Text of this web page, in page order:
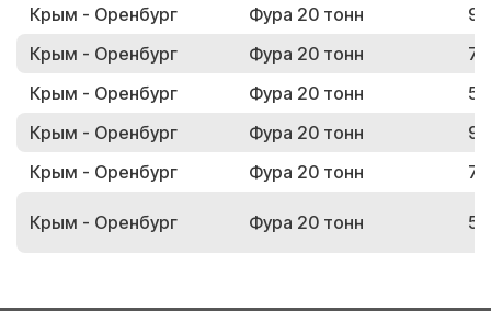
Крым - Оренбург Фура 20 тонн
Крым - Оренбург
Фура 20 тонн
Крым - Оренбург
Фура 20 тонн
Крым - Оренбург
Фура 20 тонн
Крым - Оренбург
Фура 20 тонн
Крым - Оренбург Фура 20 тонн